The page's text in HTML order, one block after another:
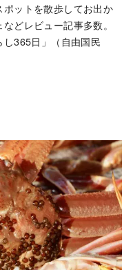
ットを散歩してお出か
どレビュー記事多数。
365日」（自由国民